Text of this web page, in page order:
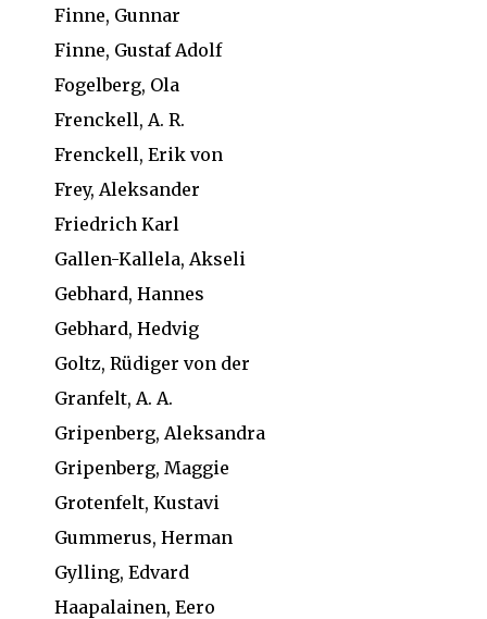
Finne, Gunnar
Finne, Gustaf Adolf
Fogelberg, Ola
Frenckell, A. R.
Frenckell, Erik von
Frey, Aleksander
Friedrich Karl
Gallen-Kallela, Akseli
Gebhard, Hannes
Gebhard, Hedvig
Goltz, Rüdiger von der
Granfelt, A. A.
Gripenberg, Aleksandra
Gripenberg, Maggie
Grotenfelt, Kustavi
Gummerus, Herman
Gylling, Edvard
Haapalainen, Eero